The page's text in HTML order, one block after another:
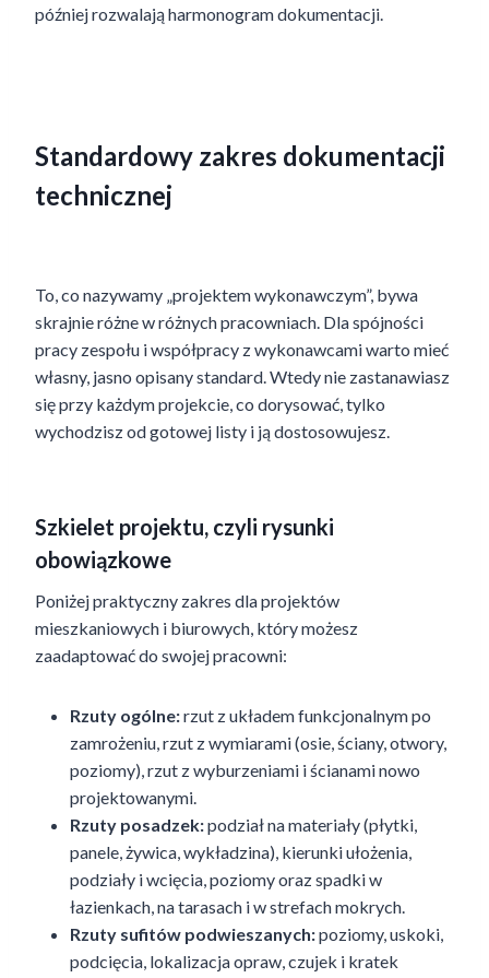
później rozwalają harmonogram dokumentacji.
Standardowy zakres dokumentacji
technicznej
To, co nazywamy „projektem wykonawczym”, bywa
skrajnie różne w różnych pracowniach. Dla spójności
pracy zespołu i współpracy z wykonawcami warto mieć
własny, jasno opisany standard. Wtedy nie zastanawiasz
się przy każdym projekcie, co dorysować, tylko
wychodzisz od gotowej listy i ją dostosowujesz.
Szkielet projektu, czyli rysunki
obowiązkowe
Poniżej praktyczny zakres dla projektów
mieszkaniowych i biurowych, który możesz
zaadaptować do swojej pracowni:
Rzuty ogólne:rzut z układem funkcjonalnym po
zamrożeniu, rzut z wymiarami (osie, ściany, otwory,
poziomy), rzut z wyburzeniami i ścianami nowo
projektowanymi.
Rzuty posadzek:podział na materiały (płytki,
panele, żywica, wykładzina), kierunki ułożenia,
podziały i wcięcia, poziomy oraz spadki w
łazienkach, na tarasach i w strefach mokrych.
Rzuty sufitów podwieszanych:poziomy, uskoki,
podcięcia, lokalizacja opraw, czujek i kratek